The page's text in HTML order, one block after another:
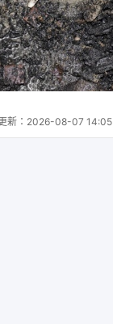
新： 2026-08-07 14:05